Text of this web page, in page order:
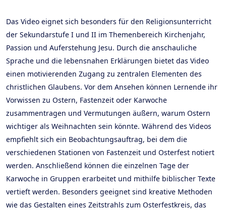
Das Video eignet sich besonders für den Religionsunterricht
der Sekundarstufe I und II im Themenbereich Kirchenjahr,
Passion und Auferstehung Jesu. Durch die anschauliche
Sprache und die lebensnahen Erklärungen bietet das Video
einen motivierenden Zugang zu zentralen Elementen des
christlichen Glaubens. Vor dem Ansehen können Lernende ihr
Vorwissen zu Ostern, Fastenzeit oder Karwoche
zusammentragen und Vermutungen äußern, warum Ostern
wichtiger als Weihnachten sein könnte. Während des Videos
empfiehlt sich ein Beobachtungsauftrag, bei dem die
verschiedenen Stationen von Fastenzeit und Osterfest notiert
werden. Anschließend können die einzelnen Tage der
Karwoche in Gruppen erarbeitet und mithilfe biblischer Texte
vertieft werden. Besonders geeignet sind kreative Methoden
wie das Gestalten eines Zeitstrahls zum Osterfestkreis, das